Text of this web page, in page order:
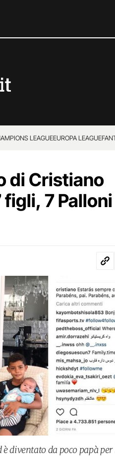
LEAGUEEUROPA LEAGUE
di Cristiano
7 Palloni
diventato da poco papà per